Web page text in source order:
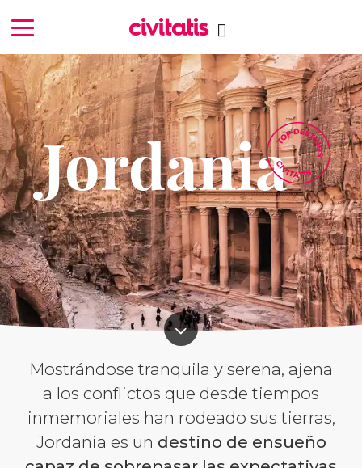
Jordania
Mostrándose tranquila y serena, ajena
a los conflictos que desde tiempos
inmemoriales han rodeado sus tierras,
Jordania es un destino de ensueño